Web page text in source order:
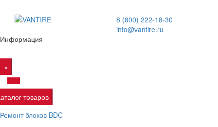
8 (800) 222-18-30
info@vantire.ru
Информация
×
товаров
Ремонт блоков BDC